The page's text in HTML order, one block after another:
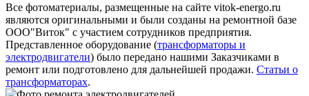
Все фотоматериалы, размещенные на сайте vitok-energo.ru
являются оригинальными и были созданы на ремонтной базе
ООО"Виток" с участием сотрудников предприятия.
Представленное оборудование (трансформаторы и
электродвигатели) было передано нашими Заказчиками в
ремонт или подготовлено для дальнейшей продажи. Статьи о
трансформаторах.